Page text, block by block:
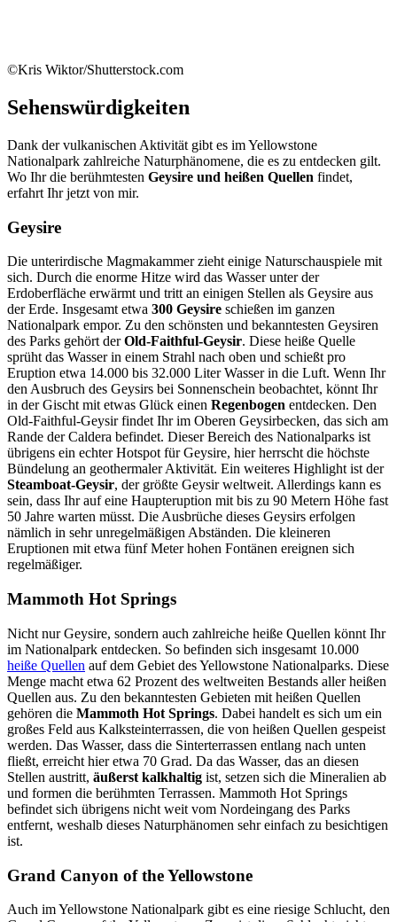
©Kris Wiktor/Shutterstock.com
Sehenswürdigkeiten
Dank der vulkanischen Aktivität gibt es im Yellowstone
Nationalpark zahlreiche Naturphänomene, die es zu entdecken gilt.
Wo Ihr die berühmtesten Geysire und heißen Quellen findet,
erfahrt Ihr jetzt von mir.
Geysire
Die unterirdische Magmakammer zieht einige Naturschauspiele mit
sich. Durch die enorme Hitze wird das Wasser unter der
Erdoberfläche erwärmt und tritt an einigen Stellen als Geysire aus
der Erde. Insgesamt etwa 300 Geysire schießen im ganzen
Nationalpark empor. Zu den schönsten und bekanntesten Geysiren
des Parks gehört derOld-Faithful-Geysir. Diese heiße Quelle
sprüht das Wasser in einem Strahl nach oben und schießt pro
Eruption etwa 14.000 bis 32.000 Liter Wasser in die Luft. Wenn Ihr
den Ausbruch des Geysirs bei Sonnenschein beobachtet, könnt Ihr
in der Gischt mit etwas Glück einen Regenbogen entdecken. Den
Old-Faithful-Geysir findet Ihr im Oberen Geysirbecken, das sich am
Rande der Caldera befindet. Dieser Bereich des Nationalparks ist
übrigens ein echter Hotspot für Geysire, hier herrscht die höchste
Bündelung an geothermaler Aktivität. Ein weiteres Highlight ist der
Steamboat-Geysir, der größte Geysir weltweit. Allerdings kann es
sein, dass Ihr auf eine Haupteruption mit bis zu 90 Metern Höhe fast
50 Jahre warten müsst. Die Ausbrüche dieses Geysirs erfolgen
nämlich in sehr unregelmäßigen Abständen. Die kleineren
Eruptionen mit etwa fünf Meter hohen Fontänen ereignen sich
regelmäßiger.
Mammoth Hot Springs
Nicht nur Geysire, sondern auch zahlreiche heiße Quellen könnt Ihr
im Nationalpark entdecken. So befinden sich insgesamt 10.000
heiße Quellen auf dem Gebiet des Yellowstone Nationalparks. Diese
Menge macht etwa 62 Prozent des weltweiten Bestands aller heißen
Quellen aus. Zu den bekanntesten Gebieten mit heißen Quellen
gehören die Mammoth Hot Springs. Dabei handelt es sich um ein
großes Feld aus Kalksteinterrassen, die von heißen Quellen gespeist
werden. Das Wasser, dass die Sinterterrassen entlang nach unten
fließt, erreicht hier etwa 70 Grad. Da das Wasser, das an diesen
Stellen austritt, äußerst kalkhaltig ist, setzen sich die Mineralien ab
und formen die berühmten Terrassen. Mammoth Hot Springs
befindet sich übrigens nicht weit vom Nordeingang des Parks
entfernt, weshalb dieses Naturphänomen sehr einfach zu besichtigen
ist.
Grand Canyon of the Yellowstone
Auch im Yellowstone Nationalpark gibt es eine riesige Schlucht, den